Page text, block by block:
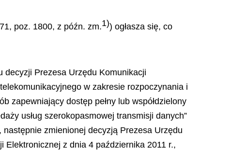
poz. 1800, z późn. zm.1)) ogłasza się, co
decyzji Prezesa Urzędu Komunikacji
w zakresie rozpoczynania i
zapewniający dostęp pełny lub współdzielony
usług szerokopasmowej transmisji danych”
zmienionej decyzją Prezesa Urzędu
Elektronicznej z dnia 4 października 2011 r.,